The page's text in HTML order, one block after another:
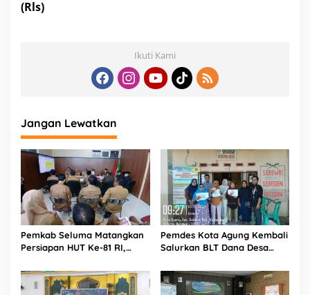
(Rls)
Ikuti Kami
Jangan Lewatkan
Pemkab Seluma Matangkan
Persiapan HUT Ke-81 RI,
Pemdes Kota Agung Kembali
Salurkan BLT Dana Desa